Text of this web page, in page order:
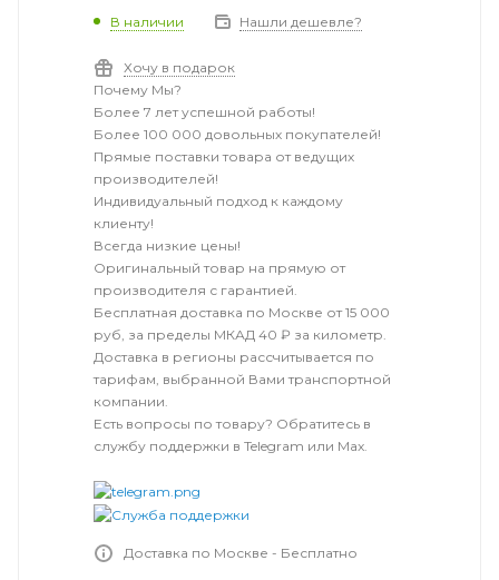
В наличии Нашли дешевле?
Хочу в подарок
Почему Мы?
Более 7 лет успешной работы!
Более 100 000 довольных покупателей!
Прямые поставки товара от ведущих
производителей!
Индивидуальный подход к каждому
клиенту!
Всегда низкие цены!
Оригинальный товар на прямую от
производителя с гарантией.
Бесплатная доставка по Москве от 15 000
руб, за пределы МКАД 40 ₽ за километр.
Доставка в регионы рассчитывается по
тарифам, выбранной Вами транспортной
компании.
Есть вопросы по товару? Обратитесь в
службу поддержки в Telegram или Max.
Доставка по Москве - Бесплатно